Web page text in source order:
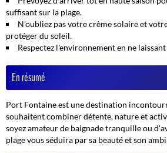
suffisant sur la plage.
N'oubliez pas votre crème solaire et
protéger du soleil.
Respectez l'environnement en ne
En résumé
Port Fontaine est une destination
souhaitent combiner détente, nature et
soyez amateur de baignade tranquille ou
plage vous séduira par sa beauté et son